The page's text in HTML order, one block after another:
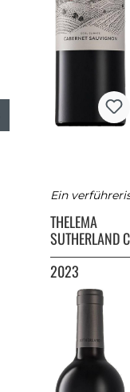
Ein
THELEMA
SUTHERLAND
2023